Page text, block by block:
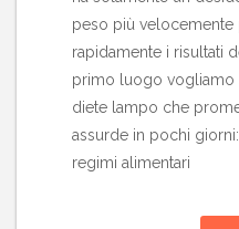
peso più
rapidamente i risultati
primo luogo vogliamo
diete lampo che
assurde in pochi
regimi alimentari